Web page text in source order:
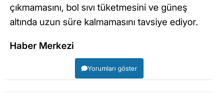
çıkmamasını, bol sıvı tüketmesini ve güneş
altında uzun süre kalmamasını tavsiye ediyor.
Haber Merkezi
Yorumları göster